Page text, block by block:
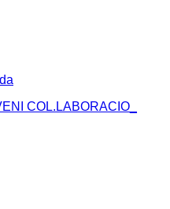
COL.LABORACIO_